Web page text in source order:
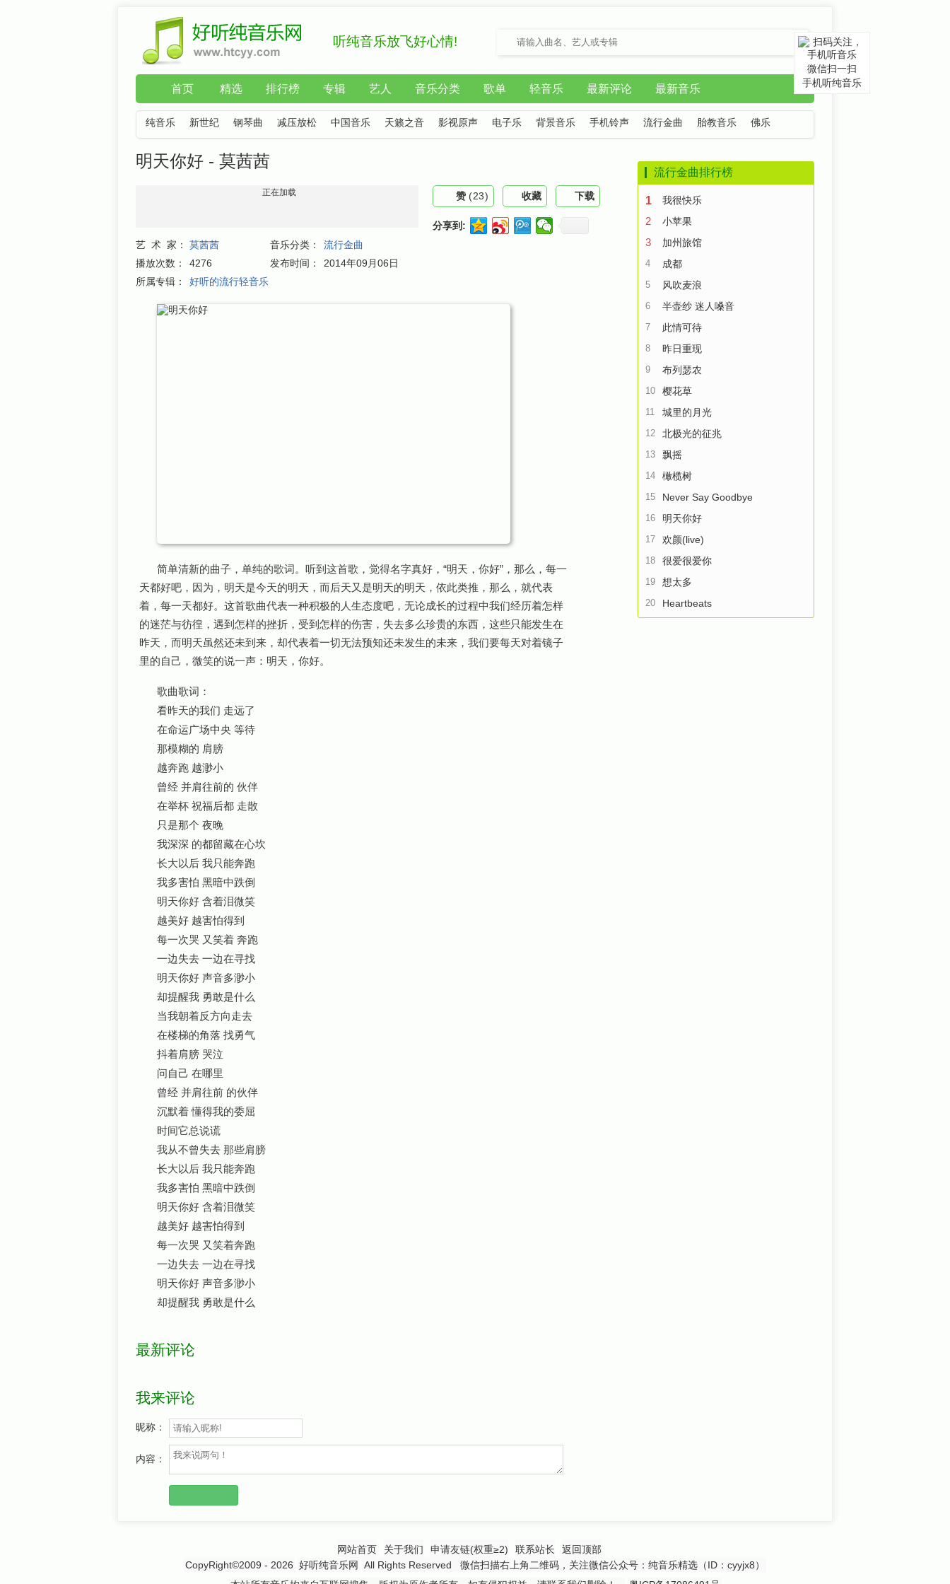
听纯音乐放飞好心情!
首页 精选 排行榜 专辑 艺人 音乐分类 歌单 轻音乐 最新评论 最新音乐
纯音乐 新世纪 钢琴曲 减压放松 中国音乐 天籁之音 影视原声 电子乐 背景音乐 手机铃声 流行金曲 胎教音乐 佛乐
明天你好 - 莫茜茜
正在加载
艺 术 家： 莫茜茜 音乐分类：
流行金曲
播放次数：
4276 发布时间：
2014年09月06日
所属专辑：
好听的流行轻音乐
赞 (23) 收藏 下载
分享到:
简单清新的曲子，单纯的歌词。听到这首歌，觉得名字真好，“明天，你好”，那么，每一
天都好吧，因为，明天是今天的明天，而后天又是明天的明天，依此类推，那么，就代表
着，每一天都好。这首歌曲代表一种积极的人生态度吧，无论成长的过程中我们经历着怎样
的迷茫与彷徨，遇到怎样的挫折，受到怎样的伤害，失去多么珍贵的东西，这些只能发生在
昨天，而明天虽然还未到来，却代表着一切无法预知还未发生的未来，我们要每天对着镜子
里的自己，微笑的说一声：明天，你好。
歌曲歌词：
看昨天的我们 走远了
在命运广场中央 等待
那模糊的 肩膀
越奔跑 越渺小
曾经 并肩往前的 伙伴
在举杯 祝福后都 走散
只是那个 夜晚
我深深 的都留藏在心坎
长大以后 我只能奔跑
我多害怕 黑暗中跌倒
明天你好 含着泪微笑
越美好 越害怕得到
每一次哭 又笑着 奔跑
一边失去 一边在寻找
明天你好 声音多渺小
却提醒我 勇敢是什么
当我朝着反方向走去
在楼梯的角落 找勇气
抖着肩膀 哭泣
问自己 在哪里
曾经 并肩往前 的伙伴
沉默着 懂得我的委屈
时间它总说谎
我从不曾失去 那些肩膀
长大以后 我只能奔跑
我多害怕 黑暗中跌倒
明天你好 含着泪微笑
越美好 越害怕得到
每一次哭 又笑着奔跑
一边失去 一边在寻找
明天你好 声音多渺小
却提醒我 勇敢是什么
最新评论
我来评论
昵称：
内容：
流行金曲排行榜
1 我很快乐
2 小苹果
3 加州旅馆
4 成都
5 风吹麦浪
6 半壶纱 迷人嗓音
7 此情可待
8 昨日重现
9 布列瑟农
10 樱花草
11 城里的月光
12 北极光的征兆
13 飘摇
14 橄榄树
15 Never Say Goodbye
16 明天你好
17 欢颜(live)
18 很爱很爱你
19 想太多
20 Heartbeats
网站首页 关于我们 申请友链(权重≥2) 联系站长
返回顶部
CopyRight©2009 - 2026 好听纯音乐网
All Rights Reserved 微信扫描右上角二维码，关注微信公众号：纯音乐精选（ID：cyyjx8）
微信扫一扫
手机听纯音乐